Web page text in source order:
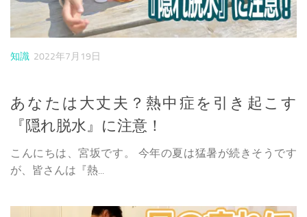
知識 2022年7月19日
あなたは大丈夫？熱中症を引き起こす
『隠れ脱水』に注意！
こんにちは、宮坂です。 今年の夏は猛暑が続きそうです
が、皆さんは『熱...